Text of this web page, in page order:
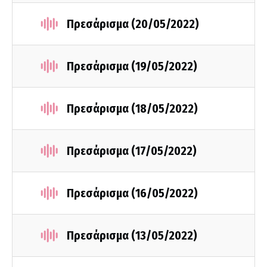
Πρεσάρισμα (20/05/2022)
Πρεσάρισμα (19/05/2022)
Πρεσάρισμα (18/05/2022)
Πρεσάρισμα (17/05/2022)
Πρεσάρισμα (16/05/2022)
Πρεσάρισμα (13/05/2022)